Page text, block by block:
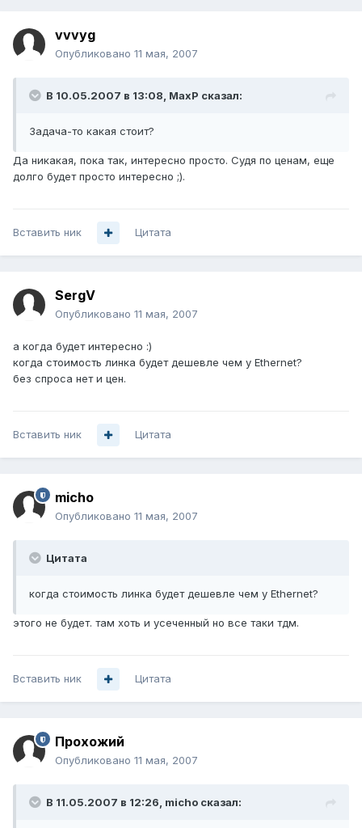
vvvyg
Опубликовано 11 мая, 2007
В 10.05.2007 в 13:08, MaxP сказал:
Задача-то какая стоит?
Да никакая, пока так, интересно просто. Судя по ценам, еще
долго будет просто интересно ;).
Вставить ник Цитата
SergV
Опубликовано 11 мая, 2007
а когда будет интересно :)
когда стоимость линка будет дешевле чем у Ethernet?
без спроса нет и цен.
Вставить ник Цитата
micho
Опубликовано 11 мая, 2007
Цитата
когда стоимость линка будет дешевле чем у Ethernet?
этого не будет. там хоть и усеченный но все таки тдм.
Вставить ник Цитата
Прохожий
Опубликовано 11 мая, 2007
В 11.05.2007 в 12:26, micho сказал: